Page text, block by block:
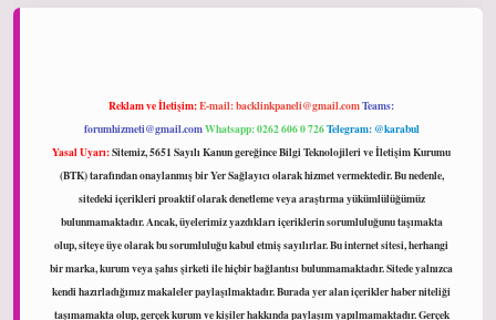
Reklam ve İletişim:E-mail:backlinkpaneli@gmail.comTeams:
forumhizmeti@gmail.comWhatsapp: 0262 606 0 726Telegram: @karabul
Yasal Uyarı:Sitemiz, 5651 Sayılı Kanun gereğince Bilgi Teknolojileri ve İletişim Kurumu
(BTK) tarafından onaylanmış bir Yer Sağlayıcı olarak hizmet vermektedir. Bu nedenle,
sitedeki içerikleri proaktif olarak denetleme veya araştırma yükümlülüğümüz
bulunmamaktadır. Ancak, üyelerimiz yazdıkları içeriklerin sorumluluğunu taşımakta
olup, siteye üye olarak bu sorumluluğu kabul etmiş sayılırlar. Bu internet sitesi, herhangi
bir marka, kurum veya şahıs şirketi ile hiçbir bağlantısı bulunmamaktadır. Sitede yalnızca
kendi hazırladığımız makaleler paylaşılmaktadır. Burada yer alan içerikler haber niteliği
taşımamakta olup, gerçek kurum ve kişiler hakkında paylaşım yapılmamaktadır. Gerçek